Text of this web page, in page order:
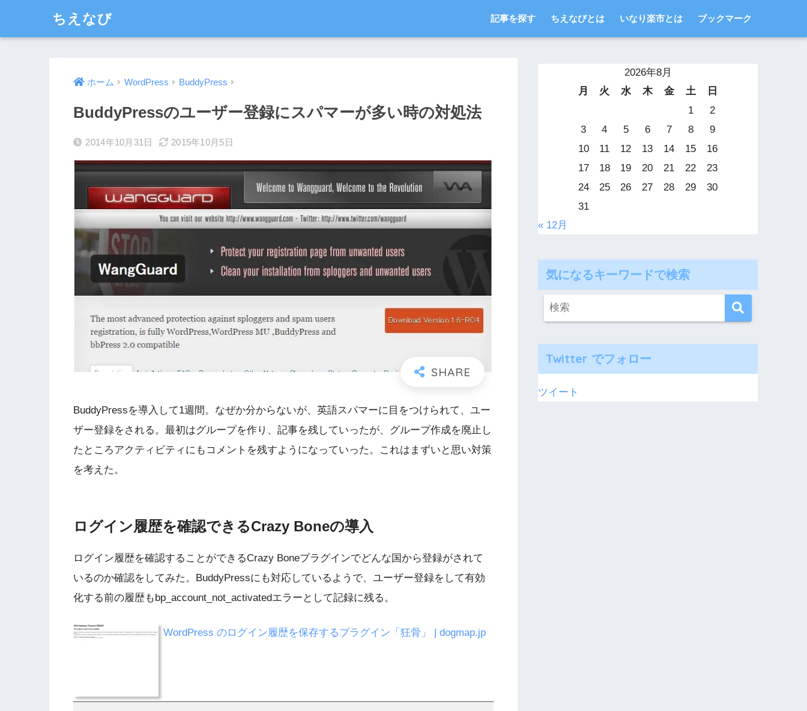
ちえなび 記事を探す ちえなびとは いなり楽市とは ブックマーク
ホーム WordPress BuddyPress
BuddyPressのユーザー登録にスパマーが多い時の対処法
2014年10月31日 2015年10月5日
BuddyPressを導入して1週間。なぜか分からないが、英語スパマーに目をつけられて、ユー
ザー登録をされる。最初はグループを作り、記事を残していったが、グループ作成を廃止し
たところアクティビティにもコメントを残すようになっていった。これはまずいと思い対策
を考えた。
ログイン履歴を確認できるCrazy Boneの導入
ログイン履歴を確認することができるCrazy Boneプラグインでどんな国から登録がされて
いるのか確認をしてみた。BuddyPressにも対応しているようで、ユーザー登録をして有効
化する前の履歴もbp_account_not_activatedエラーとして記録に残る。
WordPress のログイン履歴を保存するプラグイン「狂骨」 | dogmap.jp
2026年8月
月
火 水 木 金 土
日
1
2
3
4 5 6 7 8
9
10
11 12 13 14 15
16
17
18 19 20 21 22
23
24
25 26 27 28 29
30
31
« 12月
気になるキーワードで検索
Twitter でフォロー
ツイート